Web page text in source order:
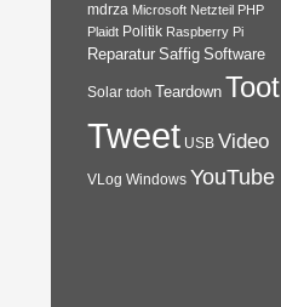
mdrza Microsoft Netzteil PHP
Plaidt Politik Raspberry Pi
Reparatur Saffig Software
Solar tdoh Teardown Toot
Tweet USB Video
VLog Windows YouTube